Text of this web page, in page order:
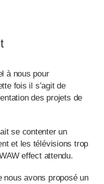
à nous pour
fois il s’agit de
des projets de
se contenter un
et les télévisions trop
effect attendu.
nous avons proposé un